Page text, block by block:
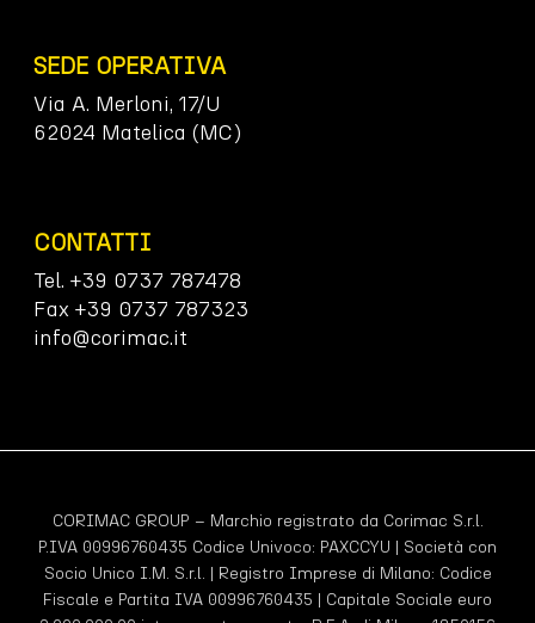
SEDE OPERATIVA
Via A. Merloni, 17/U
62024 Matelica (MC)
CONTATTI
Tel. +39 0737 787478
Fax +39 0737 787323
info@corimac.it
CORIMAC GROUP – Marchio registrato da Corimac S.r.l.
P.IVA 00996760435 Codice Univoco: PAXCCYU | Società con
Socio Unico I.M. S.r.l. | Registro Imprese di Milano: Codice
Fiscale e Partita IVA 00996760435 | Capitale Sociale euro